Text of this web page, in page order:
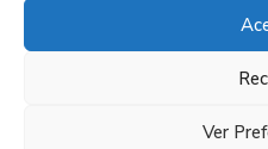
Ver
DAS